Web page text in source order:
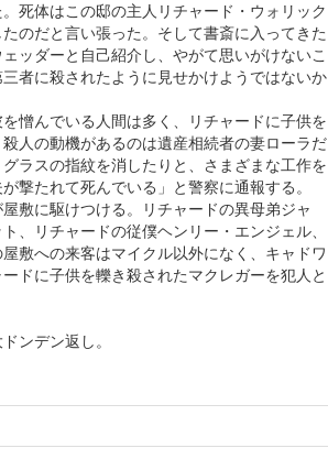
死体はこの邸の主人リチャード・ウォリック
のだと言い張った。そして書斎に入ってきた
ッダーと自己紹介し、やがて思いがけないこ
者に殺されたように見せかけようではないか
憎んでいる人間は多く、リチャードに子供を
人の動機があるのは遺産相続者の妻ローラだ
ラスの指紋を消したりと、さまざまな工作を
撃たれて死んでいる」と警察に通報する。
敷に駆けつける。リチャードの異母弟ジャ
、リチャードの従僕ヘンリー・エンジェル、
敷への来客はマイクル以外になく、キャドワ
ドに子供を轢き殺されたマクレガーを犯人と
ンデン返し。